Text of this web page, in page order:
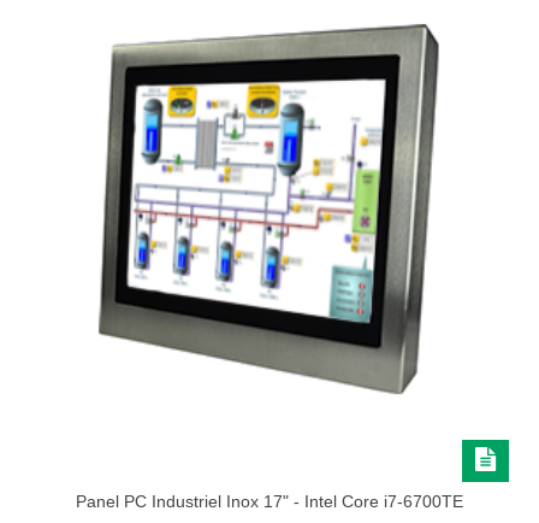
Panel PC Industriel Inox 17" - Intel Core i7-6700TE